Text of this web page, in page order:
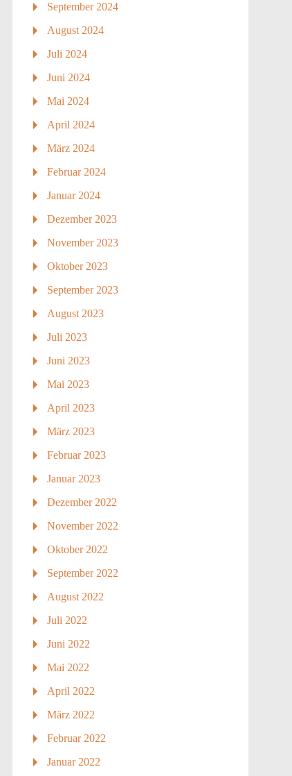
September 2024
August 2024
Juli 2024
Juni 2024
Mai 2024
April 2024
März 2024
Februar 2024
Januar 2024
Dezember 2023
November 2023
Oktober 2023
September 2023
August 2023
Juli 2023
Juni 2023
Mai 2023
April 2023
März 2023
Februar 2023
Januar 2023
Dezember 2022
November 2022
Oktober 2022
September 2022
August 2022
Juli 2022
Juni 2022
Mai 2022
April 2022
März 2022
Februar 2022
Januar 2022